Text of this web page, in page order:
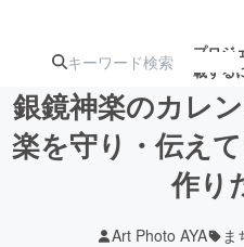
プロジ
載する
注目の新着
銀鏡神楽のカレ
楽を守り・伝え
作り
Art Photo AYA ま